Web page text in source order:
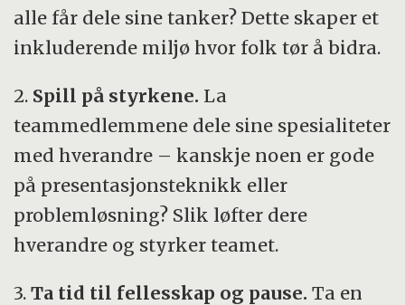
alle får dele sine tanker? Dette skaper et
inkluderende miljø hvor folk tør å bidra.
2. Spill på styrkene. La
teammedlemmene dele sine spesialiteter
med hverandre – kanskje noen er gode
på presentasjonsteknikk eller
problemløsning? Slik løfter dere
hverandre og styrker teamet.
3.Ta tid til fellesskap og pause. Ta en